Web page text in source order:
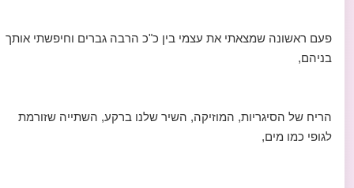
פעם ראשונה שמצאתי את עצמי בין כ"כ הרבה גברים וחיפשתי אותך
בניהם,
הריח של הסיגריות, המוזיקה, השיר שלנו ברקע, השתייה שזורמת
לגופי כמו מים,